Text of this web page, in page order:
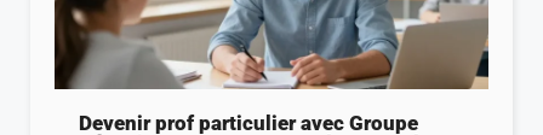
Devenir prof particulier avec Groupe